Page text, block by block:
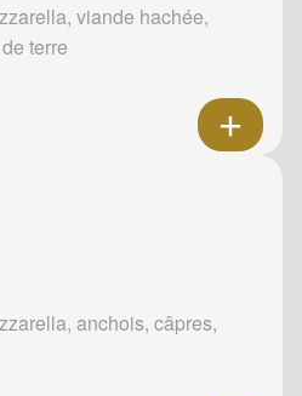
viande hachée,
terre
anchois, câpres,